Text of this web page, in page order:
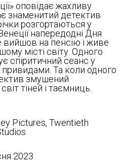
оповідає жахливу
знаменитий детектив
розгортаються у
напередодні Дня
вийшов на пенсію і живе
місті світу. Одного
спіритичний сеанс у
Та коли одного
змушений
тіней і таємниць.
Pictures, Twentieth
2023